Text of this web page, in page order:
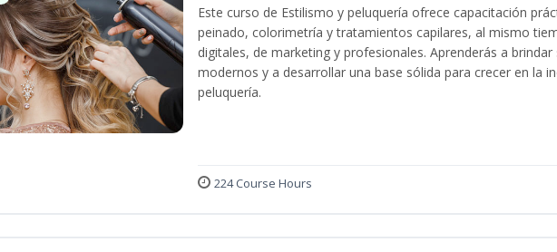
Este curso de Estilismo y peluquería ofrece capacitación
peinado, colorimetría y tratamientos capilares, al mismo
digitales, de marketing y profesionales. Aprenderás a brindar
modernos y a desarrollar una base sólida para crecer en la
peluquería.
224 Course Hours